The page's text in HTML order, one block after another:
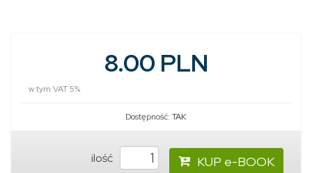
8.00 PLN
w tym VAT 5%
Dostępność: TAK
ilość KUP e-BOOK